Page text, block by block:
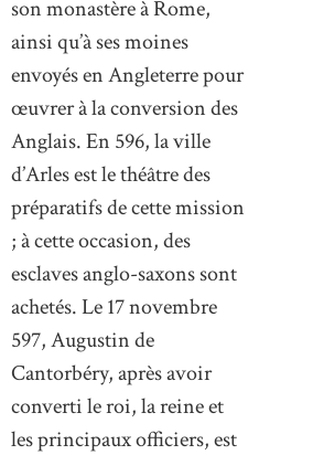
son monastère à Rome,
ainsi qu’à ses moines
envoyés en Angleterre pour
œuvrer à la conversion des
Anglais. En 596, la ville
d’Arles est le théâtre des
préparatifs de cette mission
; à cette occasion, des
esclaves anglo-saxons sont
achetés. Le 17 novembre
597, Augustin de
Cantorbéry, après avoir
converti le roi, la reine et
les principaux officiers, est